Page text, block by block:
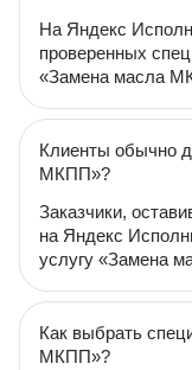
На Яндекс
проверенных
«Замена масла
Клиенты обычно
МКПП»?
Заказчики,
на Яндекс
услугу «Замена
Как выбрать
МКПП»?